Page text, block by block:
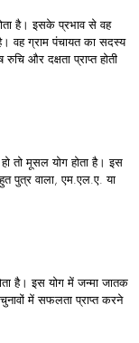
है। इसके प्रभाव से वह
वह ग्राम पंचायत का सदस्य
और दक्षता प्राप्त होती
तो मूसल योग होता है। इस
पुत्र वाला, एम.एल.ए. या
है। इस योग में जन्मा जातक
में सफलता प्राप्त करने